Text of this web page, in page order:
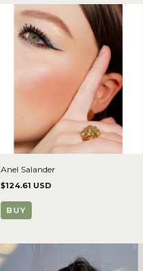
Anel Salander
$124.61 USD
BUY